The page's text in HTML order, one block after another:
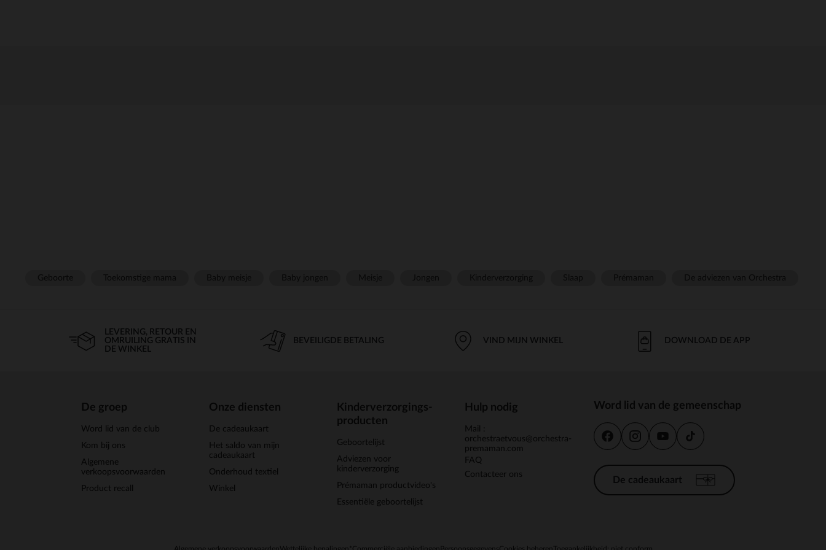
LEVERING, RETOUR EN
OMRUILING GRATIS IN
DE WINKEL
BEVEILIGDE BETALING VIND MIJN WINKEL DOWNLOAD DE APP
De groep
Word lid van de club
Kom bij ons
Algemene
verkoopsvoorwaarden
Product recall
Onze diensten
De cadeaukaart
Het saldo van mijn
cadeaukaart
Onderhoud textiel
Winkel
Kinderverzorgings-
producten
Geboortelijst
Adviezen voor
kinderverzorging
Prémaman productvideo's
Essentiële geboortelijst
Hulp nodig
Mail :
orchestraetvous@orchestra-
premaman.com
FAQ
Contacteer ons
Word lid van de gemeenschap
De cadeaukaart